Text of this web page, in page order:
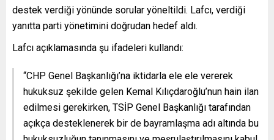
destek verdiği yönünde sorular yöneltildi. Lafcı, verdiği
yanıtta parti yönetimini doğrudan hedef aldı.
Lafcı açıklamasında şu ifadeleri kullandı:
“CHP Genel Başkanlığı’na iktidarla ele ele vererek
hukuksuz şekilde gelen Kemal Kılıçdaroğlu’nun hain ilan
edilmesi gerekirken, TSİP Genel Başkanlığı tarafından
açıkça desteklenerek bir de bayramlaşma adı altında bu